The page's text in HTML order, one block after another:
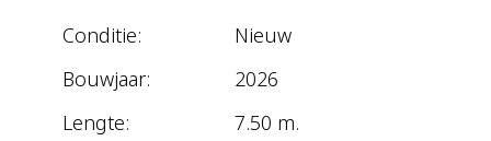
Conditie:
Nieuw
Bouwjaar:
2026
Lengte:
7.50 m.